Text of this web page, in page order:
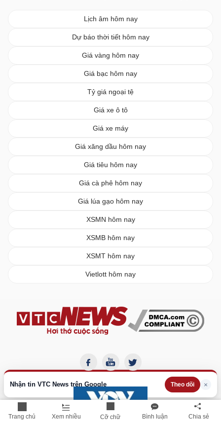
Trang chủ Xem nhiều Cỡ chữ Bình luận Chia sẻ
Nhận tin VTC News trên Google Theo dõi ×
Lịch âm hôm nay
Dự báo thời tiết hôm nay
Giá vàng hôm nay
Giá bạc hôm nay
Tỷ giá ngoại tệ
Giá xe ô tô
Giá xe máy
Giá xăng dầu hôm nay
Giá tiêu hôm nay
Giá cà phê hôm nay
Giá lúa gạo hôm nay
XSMN hôm nay
XSMB hôm nay
XSMT hôm nay
Vietlott hôm nay